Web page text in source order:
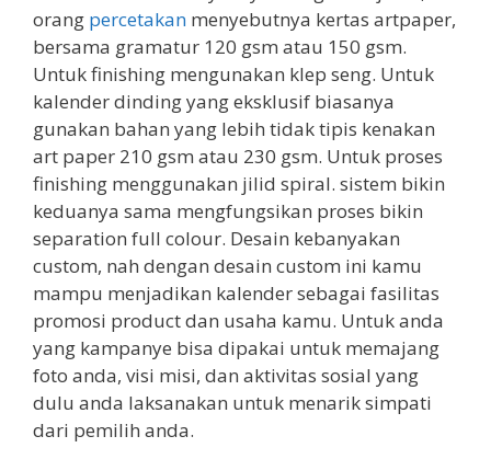
orang percetakan menyebutnya kertas artpaper,
bersama gramatur 120 gsm atau 150 gsm.
Untuk finishing mengunakan klep seng. Untuk
kalender dinding yang eksklusif biasanya
gunakan bahan yang lebih tidak tipis kenakan
art paper 210 gsm atau 230 gsm. Untuk proses
finishing menggunakan jilid spiral. sistem bikin
keduanya sama mengfungsikan proses bikin
separation full colour. Desain kebanyakan
custom, nah dengan desain custom ini kamu
mampu menjadikan kalender sebagai fasilitas
promosi product dan usaha kamu. Untuk anda
yang kampanye bisa dipakai untuk memajang
foto anda, visi misi, dan aktivitas sosial yang
dulu anda laksanakan untuk menarik simpati
dari pemilih anda.